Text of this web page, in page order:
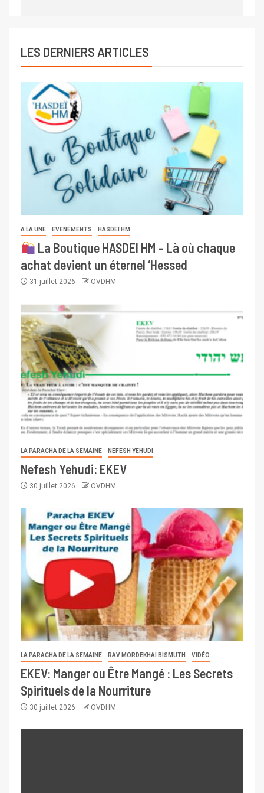
LES DERNIERS ARTICLES
A LA UNE EVENEMENTS HASDEÏ HM
La Boutique HASDEI HM – Là où chaque
achat devient un éternel ‘Hessed
31 juillet 2026 OVDHM
LA PARACHA DE LA SEMAINE NEFESH YEHUDI
Nefesh Yehudi: EKEV
30 juillet 2026 OVDHM
LA PARACHA DE LA SEMAINE RAV MORDEKHAI BISMUTH VIDÉO
EKEV: Manger ou Être Mangé : Les Secrets
Spirituels de la Nourriture
30 juillet 2026 OVDHM